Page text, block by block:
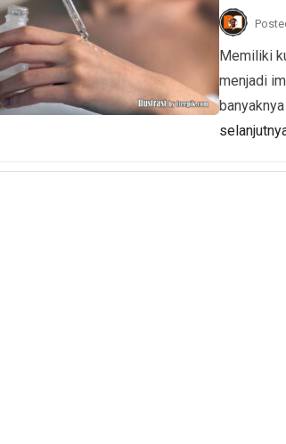
Memiliki
menjadi